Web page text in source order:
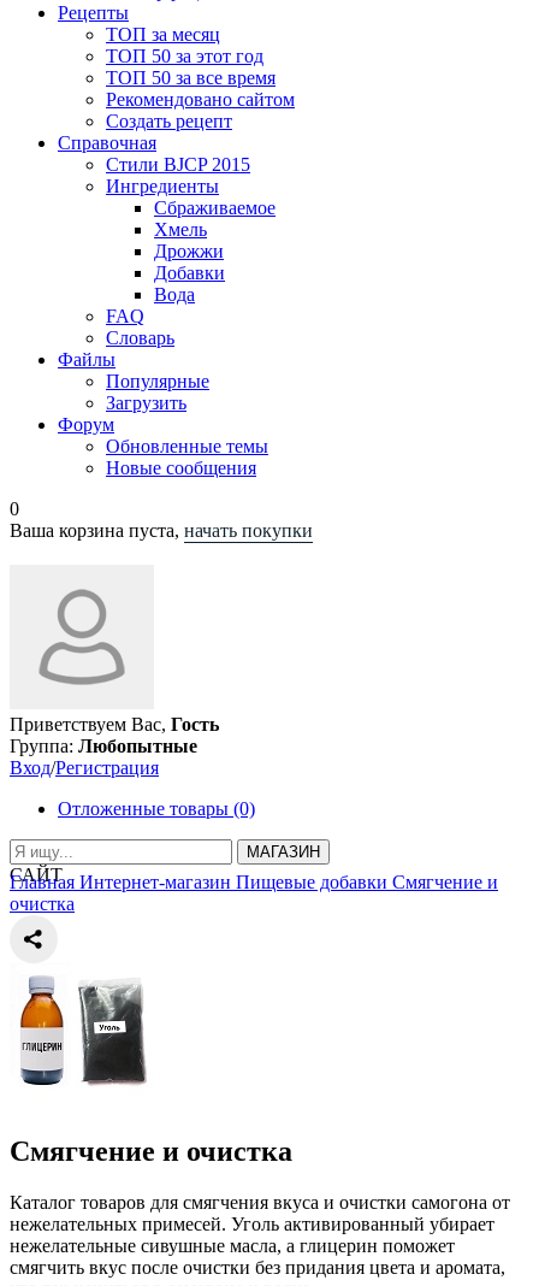
Рецепты
ТОП за месяц
ТОП 50 за этот год
ТОП 50 за все время
Рекомендовано сайтом
Создать рецепт
Справочная
Стили BJCP 2015
Ингредиенты
Сбраживаемое
Хмель
Дрожжи
Добавки
Вода
FAQ
Словарь
Файлы
Популярные
Загрузить
Форум
Обновленные темы
Новые сообщения
0
Ваша корзина пуста, начать покупки
Приветствуем Вас, Гость
Группа: Любопытные
Вход/Регистрация
Отложенные товары (0)
МАГАЗИН
САЙТ
Главная Интернет-магазин Пищевые добавки Смягчение и
очистка
Смягчение и очистка
Каталог товаров для смягчения вкуса и очистки самогона от
нежелательных примесей. Уголь активированный убирает
нежелательные сивушные масла, а глицерин поможет
смягчить вкус после очистки без придания цвета и аромата,